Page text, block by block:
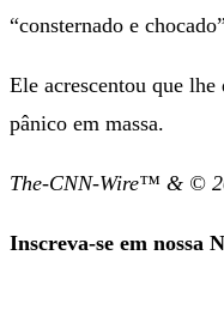
“consternado e
Ele acrescentou que
pânico em massa.
The-CNN-Wire™ & ©
Inscreva-se em nossa